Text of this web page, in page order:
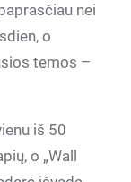
nei
o
temos –
iš 50
o „Wall